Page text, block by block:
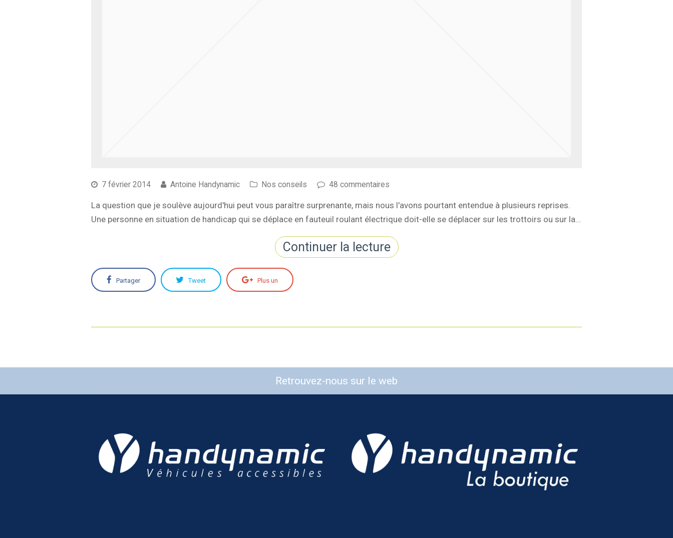
7 février 2014 Antoine Handynamic Nos conseils 48 commentaires
La question que je soulève aujourd'hui peut vous paraître surprenante, mais nous l'avons pourtant entendue à plusieurs reprises.
Une personne en situation de handicap qui se déplace en fauteuil roulant électrique doit-elle se déplacer sur les trottoirs ou sur la…
Continuer la lecture
Partager Tweet Plus un
Retrouvez-nous sur le web